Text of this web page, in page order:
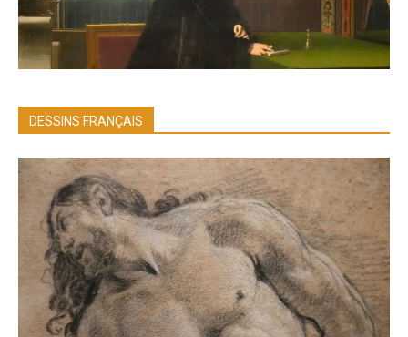
DESSINS FRANÇAIS